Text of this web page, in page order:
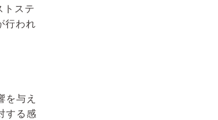
トステ
行われ
を与え
する感